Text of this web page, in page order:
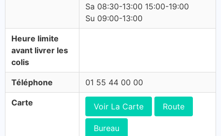
Sa 08:30-13:00 15:00-19:00
Su 09:00-13:00
Heure limite
avant livrer les
colis
Téléphone 01 55 44 00 00
Carte Voir La Carte Route
Bureau